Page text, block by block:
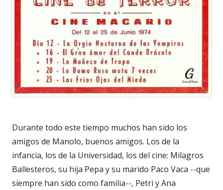
Durante todo este tiempo muchos han sido los
amigos de Manolo, buenos amigos. Los de la
infancia, los de la Universidad, los del cine: Milagros
Ballesteros, su hija Pepa y su marido Paco Vaca --que
siempre han sido como familia--, Petri y Ana